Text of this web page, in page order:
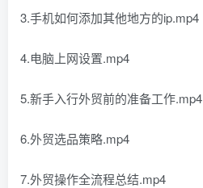
3.手机如何添加其他地方的ip.mp4
4.电脑上网设置.mp4
5.新手入行外贸前的准备工作.mp4
6.外贸选品策略.mp4
7.外贸操作全流程总结.mp4